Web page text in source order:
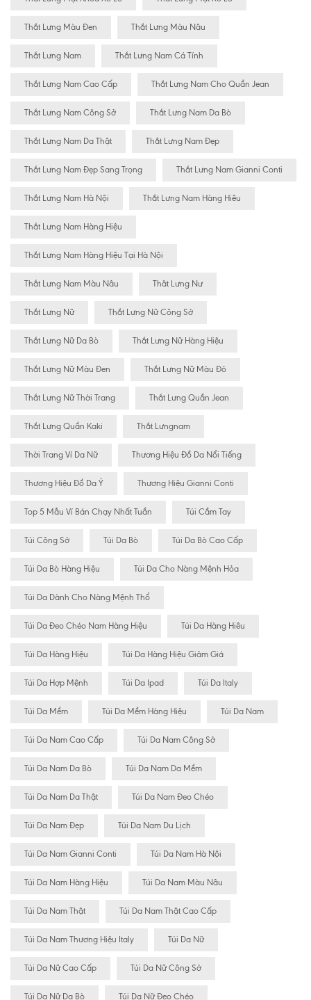
Thắt Lưng Màu Đen Thắt Lưng Màu Nâu
Thắt Lưng Nam Thắt Lưng Nam Cá Tính
Thắt Lưng Nam Cao Cấp Thắt Lưng Nam Cho Quần Jean
Thắt Lưng Nam Công Sở Thắt Lưng Nam Da Bò
Thắt Lưng Nam Da Thật Thắt Lưng Nam Đẹp
Thắt Lưng Nam Đẹp Sang Trọng Thắt Lưng Nam Gianni Conti
Thắt Lưng Nam Hà Nội Thắt Lưng Nam Hàng Hiêu
Thắt Lưng Nam Hàng Hiệu
Thắt Lưng Nam Hàng Hiệu Tại Hà Nội
Thắt Lưng Nam Màu Nâu Thăt Lưng Nư
Thắt Lưng Nữ Thắt Lưng Nữ Công Sở
Thắt Lưng Nữ Da Bò Thắt Lưng Nữ Hàng Hiệu
Thắt Lưng Nữ Màu Đen Thắt Lưng Nữ Màu Đỏ
Thắt Lưng Nữ Thời Trang Thắt Lưng Quần Jean
Thắt Lưng Quần Kaki Thắt Lưngnam
Thời Trang Ví Da Nữ Thương Hiệu Đồ Da Nổi Tiếng
Thương Hiệu Đồ Da Ý Thương Hiệu Gianni Conti
Top 5 Mẫu Ví Bán Chạy Nhất Tuần Túi Cầm Tay
Túi Công Sở Túi Da Bò Túi Da Bò Cao Cấp
Túi Da Bò Hàng Hiệu Túi Da Cho Nàng Mệnh Hỏa
Túi Da Dành Cho Nàng Mệnh Thổ
Túi Da Đeo Chéo Nam Hàng Hiệu Túi Da Hàng Hiêu
Túi Da Hàng Hiệu Túi Da Hàng Hiệu Giảm Giá
Túi Da Hợp Mệnh Túi Da Ipad Túi Da Italy
Túi Da Mềm Túi Da Mềm Hàng Hiệu Túi Da Nam
Túi Da Nam Cao Cấp Túi Da Nam Công Sở
Túi Da Nam Da Bò Túi Da Nam Da Mềm
Túi Da Nam Da Thật Túi Da Nam Đeo Chéo
Túi Da Nam Đẹp Túi Da Nam Du Lịch
Túi Da Nam Gianni Conti Túi Da Nam Hà Nội
Túi Da Nam Hàng Hiệu Túi Da Nam Màu Nâu
Túi Da Nam Thật Túi Da Nam Thật Cao Cấp
Túi Da Nam Thương Hiệu Italy Túi Da Nữ
Túi Da Nữ Cao Cấp Túi Da Nữ Công Sở
Túi Da Nữ Da Bò Túi Da Nữ Đeo Chéo